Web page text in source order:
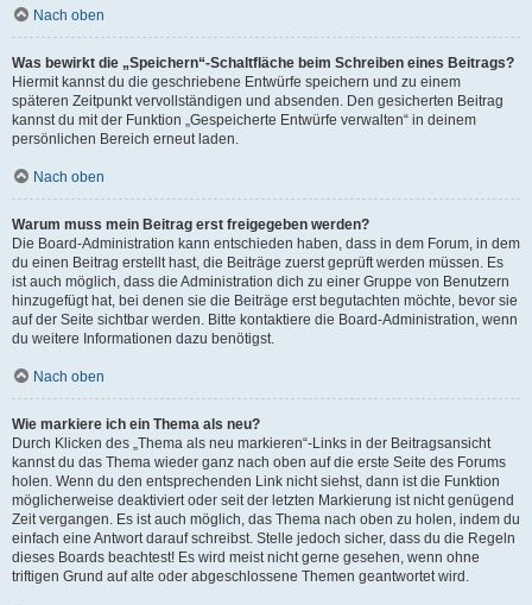
Nach oben
Was bewirkt die „Speichern“-Schaltfläche beim Schreiben eines Beitrags?
Hiermit kannst du die geschriebene Entwürfe speichern und zu einem
späteren Zeitpunkt vervollständigen und absenden. Den gesicherten Beitrag
kannst du mit der Funktion „Gespeicherte Entwürfe verwalten“ in deinem
persönlichen Bereich erneut laden.
Nach oben
Warum muss mein Beitrag erst freigegeben werden?
Die Board-Administration kann entschieden haben, dass in dem Forum, in dem
du einen Beitrag erstellt hast, die Beiträge zuerst geprüft werden müssen. Es
ist auch möglich, dass die Administration dich zu einer Gruppe von Benutzern
hinzugefügt hat, bei denen sie die Beiträge erst begutachten möchte, bevor sie
auf der Seite sichtbar werden. Bitte kontaktiere die Board-Administration, wenn
du weitere Informationen dazu benötigst.
Nach oben
Wie markiere ich ein Thema als neu?
Durch Klicken des „Thema als neu markieren“-Links in der Beitragsansicht
kannst du das Thema wieder ganz nach oben auf die erste Seite des Forums
holen. Wenn du den entsprechenden Link nicht siehst, dann ist die Funktion
möglicherweise deaktiviert oder seit der letzten Markierung ist nicht genügend
Zeit vergangen. Es ist auch möglich, das Thema nach oben zu holen, indem du
einfach eine Antwort darauf schreibst. Stelle jedoch sicher, dass du die Regeln
dieses Boards beachtest! Es wird meist nicht gerne gesehen, wenn ohne
triftigen Grund auf alte oder abgeschlossene Themen geantwortet wird.